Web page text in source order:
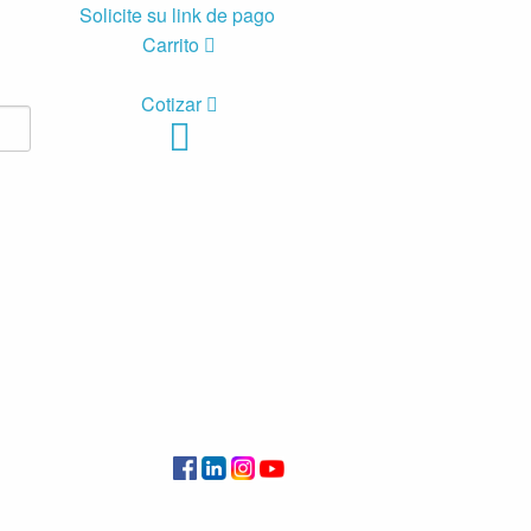
Solicite su link de pago
Carrito
Cotizar